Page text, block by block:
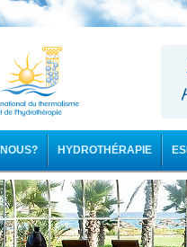
HYDROTHÉRAPIE